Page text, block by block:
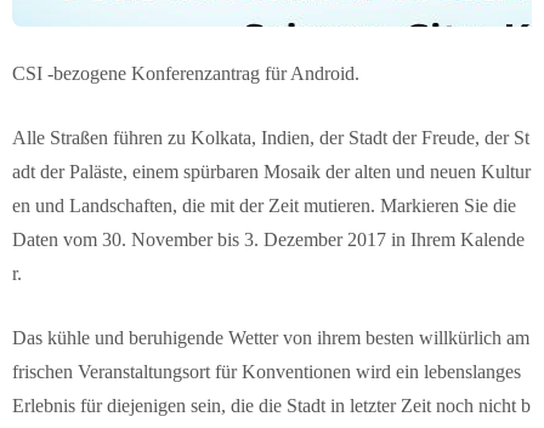
CSI -bezogene Konferenzantrag für Android.
Alle Straßen führen zu Kolkata, Indien, der Stadt der Freude, der St
adt der Paläste, einem spürbaren Mosaik der alten und neuen Kultur
en und Landschaften, die mit der Zeit mutieren. Markieren Sie die
Daten vom 30. November bis 3. Dezember 2017 in Ihrem Kalende
r.
Das kühle und beruhigende Wetter von ihrem besten willkürlich am
frischen Veranstaltungsort für Konventionen wird ein lebenslanges
Erlebnis für diejenigen sein, die die Stadt in letzter Zeit noch nicht b